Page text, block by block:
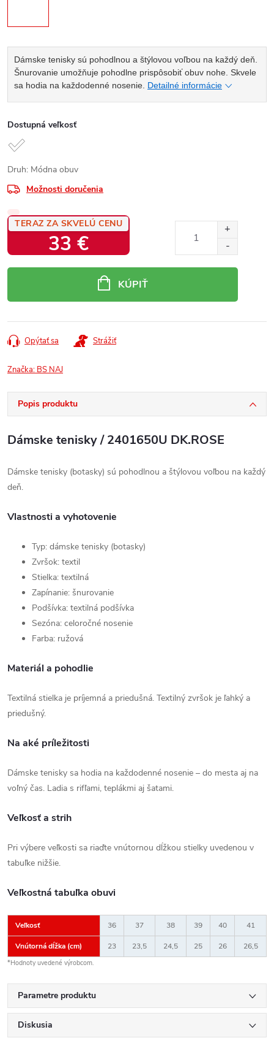
Dámske tenisky sú pohodlnou a štýlovou voľbou na každý deň.
Šnurovanie umožňuje pohodlne prispôsobiť obuv nohe. Skvele
sa hodia na každodenné nosenie. Detailné informácie
Dostupná veľkosť
Druh: Módna obuv
Možnosti doručenia
TERAZ ZA SKVELÚ CENU
33 €
KÚPIŤ
Opýtať sa Strážiť
Značka: BS NAJ
Popis produktu
Dámske tenisky / 2401650U DK.ROSE
Dámske tenisky (botasky) sú pohodlnou a štýlovou voľbou na každý
deň.
Vlastnosti a vyhotovenie
Typ: dámske tenisky (botasky)
Zvršok: textil
Stielka: textilná
Zapínanie: šnurovanie
Podšívka: textilná podšívka
Sezóna: celoročné nosenie
Farba: ružová
Materiál a pohodlie
Textilná stielka je príjemná a priedušná. Textilný zvršok je ľahký a
priedušný.
Na aké príležitosti
Dámske tenisky sa hodia na každodenné nosenie – do mesta aj na
voľný čas. Ladia s rifľami, teplákmi aj šatami.
Veľkosť a strih
Pri výbere veľkosti sa riaďte vnútornou dĺžkou stielky uvedenou v
tabuľke nižšie.
Veľkostná tabuľka obuvi
Veľkosť 36 37 38 39 40 41
Vnútorná dĺžka (cm) 23 23,5 24,5 25 26 26,5
*Hodnoty uvedené výrobcom.
Parametre produktu
Diskusia